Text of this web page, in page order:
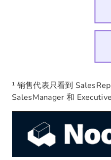
¹ 销售代表只看到
SalesManager 和 Executive